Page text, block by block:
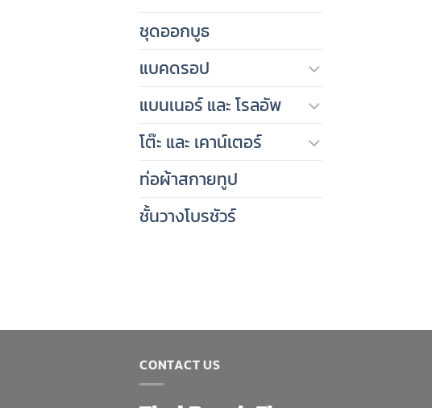
ชุดออกบูธ
แบคดรอป
แบนเนอร์ และ โรลอัพ
โต๊ะ และ เคาน์เตอร์
ท่อผ้าสกายทูป
ชั้นวางโบรชัวร์
CONTACT US